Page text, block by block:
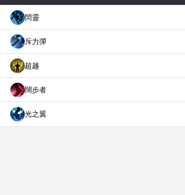
閃靈
斥力彈
超越
闊步者
光之翼